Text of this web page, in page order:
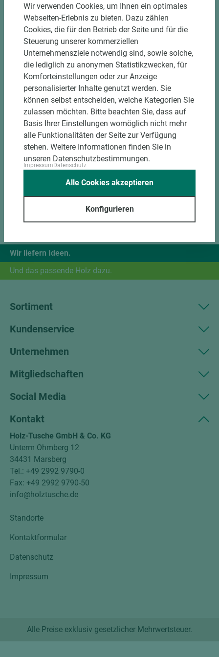
Einzelteiletikettierung auf Wunsch möglich
Materialschonende und kundengerechte
Verpackung der Fixmaße
Jetzt Zuschnitt anfragen
Wir liefern Ideen.
Und das passende Holz dazu.
Sortiment
Kundenservice
Unternehmen
Mitgliedschaften
Social Media
Kontakt
Holz-Tusche GmbH & Co. KG
Unterm Ohmberg 12
34431 Marsberg
Tel.: +49 2992 9790-0
Fax: +49 2992 9790-50
info@holztusche.de
Standorte
Kontaktformular
Datenschutz
Impressum
Alle Preise exklusiv gesetzlicher Mehrwertsteuer.
Wir verwenden Cookies, um Ihnen ein optimales
Webseiten-Erlebnis zu bieten. Dazu zählen
Cookies, die für den Betrieb der Seite und für die
Steuerung unserer kommerziellen
Unternehmensziele notwendig sind, sowie solche,
die lediglich zu anonymen Statistikzwecken, für
Komforteinstellungen oder zur Anzeige
personalisierter Inhalte genutzt werden. Sie
können selbst entscheiden, welche Kategorien Sie
zulassen möchten. Bitte beachten Sie, dass auf
Basis Ihrer Einstellungen womöglich nicht mehr
alle Funktionalitäten der Seite zur Verfügung
stehen. Weitere Informationen finden Sie in
unseren Datenschutzbestimmungen.
ImpressumDatenschutz
Konfigurieren
Alle Cookies akzeptieren